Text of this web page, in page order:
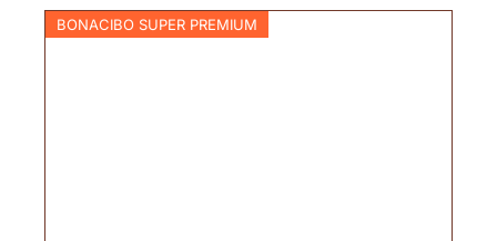
BONACIBO SUPER PREMIUM